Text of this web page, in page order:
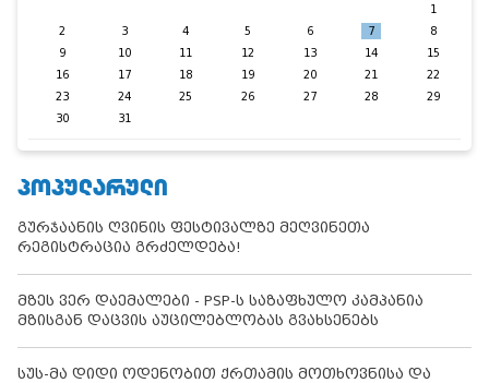
1
2
3 4 5 6 7
8
9
10 11 12 13 14
15
16
17 18 19 20 21
22
23
24 25 26 27 28
29
30
31
ᲞᲝᲞᲣᲚᲐᲠᲣᲚᲘ
გურჯაანის ღვინის ფესტივალზე მეღვინეთა
რეგისტრაცია გრძელდება!
მზეს ვერ დაემალები - PSP-ს საზაფხულო კამპანია
მზისგან დაცვის აუცილებლობას გვახსენებს
სუს-მა დიდი ოდენობით ქრთამის მოთხოვნისა და